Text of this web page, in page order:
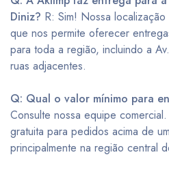
Diniz? R: Sim! Nossa
que nos permite oferecer
para toda a região, incluindo a
ruas adjacentes.
Q: Qual o valor mínimo para
Consulte nossa equipe
gratuita para pedidos acima de
principalmente na região central